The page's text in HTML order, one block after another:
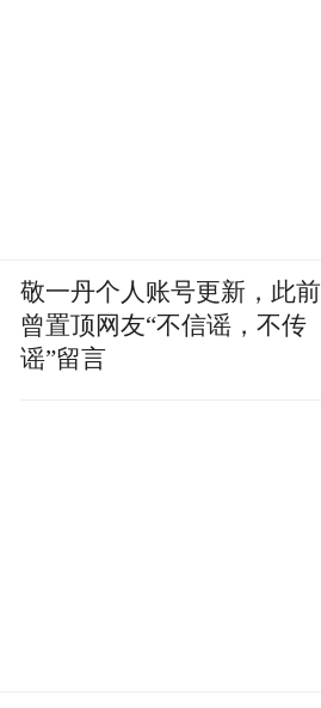
敬一丹个人账号更新，此前
曾置顶网友“不信谣，不传
谣”留言